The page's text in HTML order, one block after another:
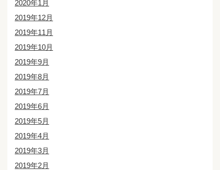
2020年1月
2019年12月
2019年11月
2019年10月
2019年9月
2019年8月
2019年7月
2019年6月
2019年5月
2019年4月
2019年3月
2019年2月